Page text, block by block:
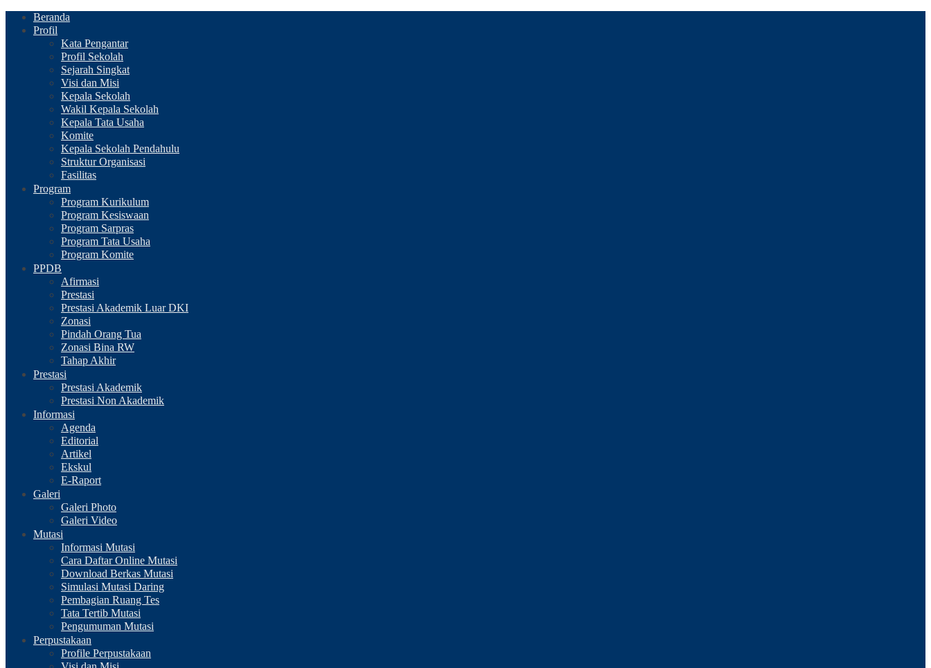
Beranda
Profil
Kata Pengantar
Profil Sekolah
Sejarah Singkat
Visi dan Misi
Kepala Sekolah
Wakil Kepala Sekolah
Kepala Tata Usaha
Komite
Kepala Sekolah Pendahulu
Struktur Organisasi
Fasilitas
Program
Program Kurikulum
Program Kesiswaan
Program Sarpras
Program Tata Usaha
Program Komite
PPDB
Afirmasi
Prestasi
Prestasi Akademik Luar DKI
Zonasi
Pindah Orang Tua
Zonasi Bina RW
Tahap Akhir
Prestasi
Prestasi Akademik
Prestasi Non Akademik
Informasi
Agenda
Editorial
Artikel
Ekskul
E-Raport
Galeri
Galeri Photo
Galeri Video
Mutasi
Informasi Mutasi
Cara Daftar Online Mutasi
Download Berkas Mutasi
Simulasi Mutasi Daring
Pembagian Ruang Tes
Tata Tertib Mutasi
Pengumuman Mutasi
Perpustakaan
Profile Perpustakaan